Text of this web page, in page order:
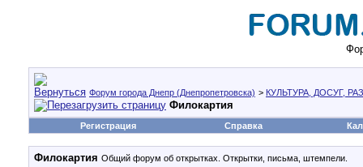
Форум города Днепр (Днепропетровска) > КУЛЬТУРА, ДОСУГ,
Филокартия
Регистрация Справка
Филокартия Общий форум об открытках. Открытки, письма, штемпели.